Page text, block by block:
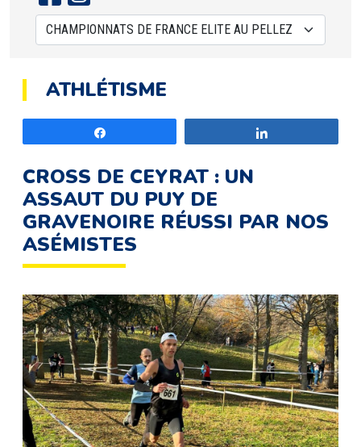
ATHLÉTISME
CROSS DE CEYRAT : UN
ASSAUT DU PUY DE
GRAVENOIRE RÉUSSI PAR NOS
ASÉMISTES